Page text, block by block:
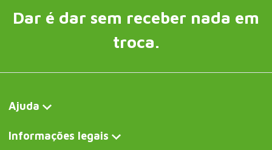
Dar é dar sem receber nada em
troca.
Ajuda
Informações legais